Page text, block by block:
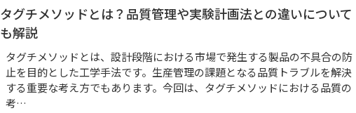
タグチメソッドとは？品質管理や実験計画法との違いについて
も解説
タグチメソッドとは、設計段階における市場で発生する製品の不具合の防
止を目的とした工学手法です。生産管理の課題となる品質トラブルを解決
する重要な考え方でもあります。今回は、タグチメソッドにおける品質の
考…